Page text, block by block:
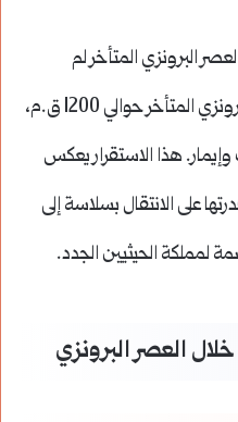
البرونزي المتأخر لم
تتعرض للدمار خلال انهيار العصر البرونزي المتأخر حوالي 1200 ق.م،
هذا الاستقرار يعكس
على الانتقال بسلاسة إلى
الحيثيين الجدد.
العصر البرونزي